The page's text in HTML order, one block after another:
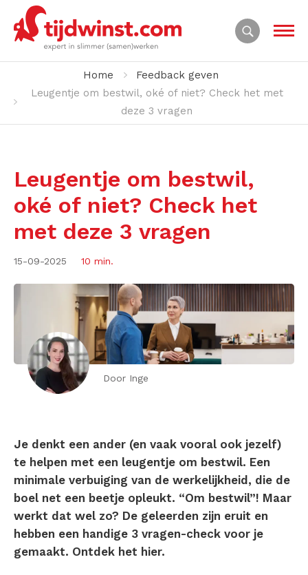
Home
Feedback geven
Leugentje om bestwil, oké of niet? Check het met
deze 3 vragen
Leugentje om bestwil,
oké of niet? Check het
met deze 3 vragen
15-09-2025 10 min.
Door Inge
Je denkt een ander (en vaak vooral ook jezelf)
te helpen met een leugentje om bestwil. Een
minimale verbuiging van de werkelijkheid, die de
boel net een beetje opleukt. “Om bestwil”! Maar
werkt dat wel zo? De geleerden zijn eruit en
hebben een handige 3 vragen-check voor je
gemaakt. Ontdek het hier.